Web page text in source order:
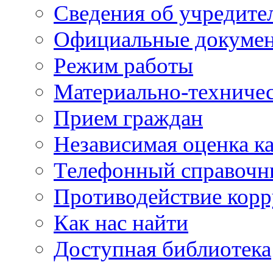
Сведения об
Официальные
Режим работы
Материально-
Прием граждан
Независимая оценка
Телефонный
Противодействие
Как нас найти
Доступная библиотека